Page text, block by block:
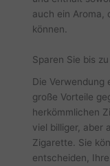
auch ein Aroma,
können.
Sparen Sie bis
Die Verwendung
große Vorteile
herkömmlichen
viel billiger, aber
Zigarette. Sie
entscheiden,